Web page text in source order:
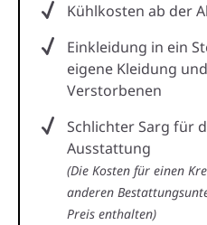
Kühlkosten ab der
Einkleidung in ein
eigene Kleidung
Verstorbenen
Schlichter Sarg für
Ausstattung
(Die Kosten für einen
anderen
Preis enthalten)